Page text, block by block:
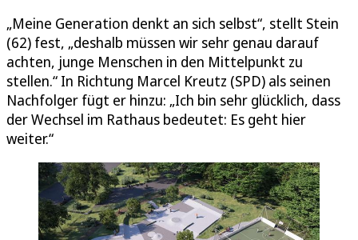
„Meine Generation denkt an sich selbst“, stellt Stein
(62) fest, „deshalb müssen wir sehr genau darauf
achten, junge Menschen in den Mittelpunkt zu
stellen.“ In Richtung Marcel Kreutz (SPD) als seinen
Nachfolger fügt er hinzu: „Ich bin sehr glücklich, dass
der Wechsel im Rathaus bedeutet: Es geht hier
weiter.“